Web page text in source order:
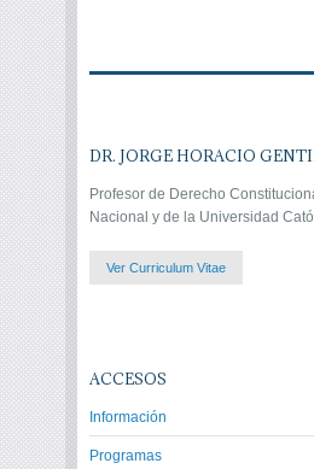
DR. JORGE HORACIO
Profesor de Derecho
Nacional y de la Universidad
Ver Curriculum Vitae
ACCESOS
Información
Programas